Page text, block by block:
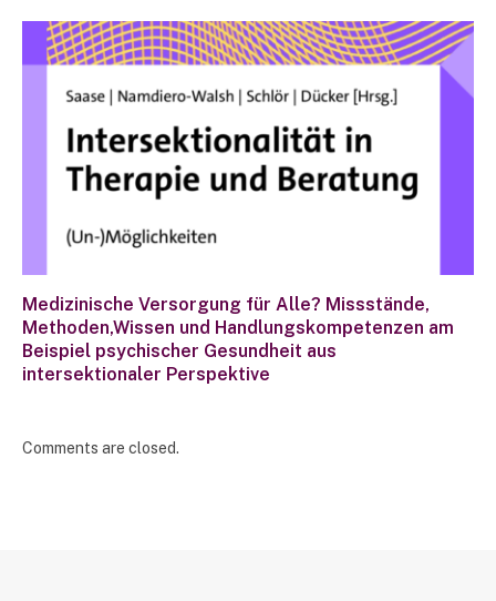
Medizinische Versorgung für Alle? Missstände,
Methoden,Wissen und Handlungskompetenzen am
Beispiel psychischer Gesundheit aus
intersektionaler Perspektive
Comments are closed.